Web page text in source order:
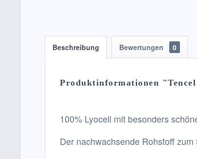
Beschreibung Bewertungen 0
Produktinformationen
100% Lyocell mit besonders
Der nachwachsende Rohstoff